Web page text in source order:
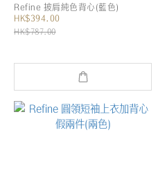
Refine 披肩純色背心(藍色)
HK$394.00
HK$787.00